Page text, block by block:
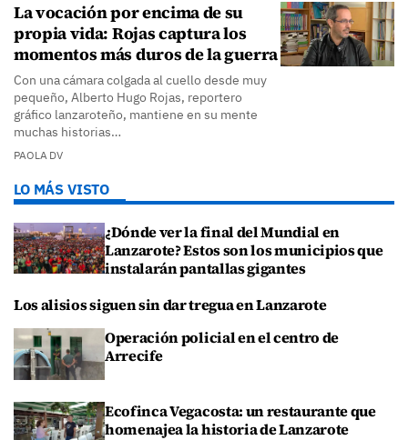
La vocación por encima de su
propia vida: Rojas captura los
momentos más duros de la guerra
Con una cámara colgada al cuello desde muy
pequeño, Alberto Hugo Rojas, reportero
gráfico lanzaroteño, mantiene en su mente
muchas historias…
PAOLA DV
LO MÁS VISTO
¿Dónde ver la final del Mundial en
Lanzarote? Estos son los municipios que
instalarán pantallas gigantes
Los alisios siguen sin dar tregua en Lanzarote
Operación policial en el centro de
Arrecife
Ecofinca Vegacosta: un restaurante que
homenajea la historia de Lanzarote